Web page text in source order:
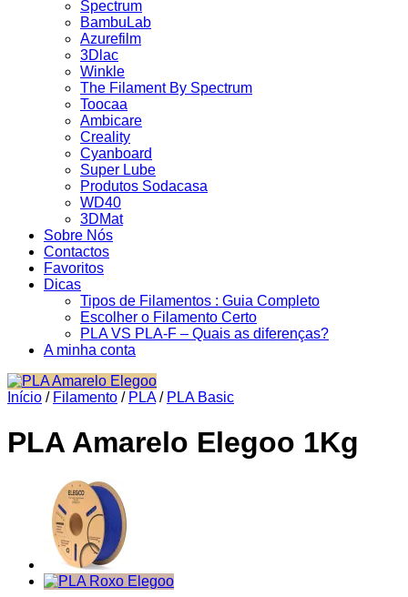
Spectrum
BambuLab
Azurefilm
3Dlac
Winkle
The Filament By Spectrum
Toocaa
Ambicare
Creality
Cyanboard
Super Lube
Produtos Sodacasa
WD40
3DMat
Sobre Nós
Contactos
Favoritos
Dicas
Tipos de Filamentos : Guia Completo
Escolher o Filamento Certo
PLA VS PLA-F – Quais as diferenças?
A minha conta
Início / Filamento / PLA / PLA Basic
PLA Amarelo Elegoo 1Kg